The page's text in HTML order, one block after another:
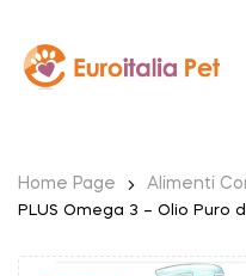
Home Page Alimenti
PLUS Omega 3 – Olio Puro